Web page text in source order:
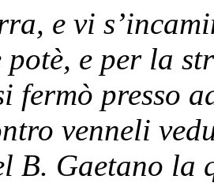
e vi
potè, e per la
fermò presso
venneli
B. Gaetano la